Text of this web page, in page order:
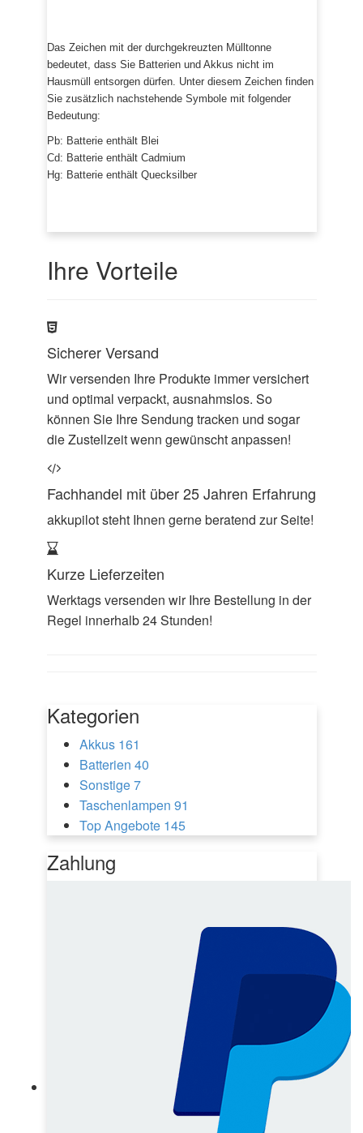
Das Zeichen mit der durchgekreuzten Mülltonne
bedeutet, dass Sie Batterien und Akkus nicht im
Hausmüll entsorgen dürfen. Unter diesem Zeichen finden
Sie zusätzlich nachstehende Symbole mit folgender
Bedeutung:
Pb: Batterie enthält Blei
Cd: Batterie enthält Cadmium
Hg: Batterie enthält Quecksilber
Ihre Vorteile
Sicherer Versand
Wir versenden Ihre Produkte immer versichert
und optimal verpackt, ausnahmslos. So
können Sie Ihre Sendung tracken und sogar
die Zustellzeit wenn gewünscht anpassen!
Fachhandel mit über 25 Jahren Erfahrung
akkupilot steht Ihnen gerne beratend zur Seite!
Kurze Lieferzeiten
Werktags versenden wir Ihre Bestellung in der
Regel innerhalb 24 Stunden!
Kategorien
Akkus 161
Batterien 40
Sonstige7
Taschenlampen 91
Top Angebote 145
Zahlung